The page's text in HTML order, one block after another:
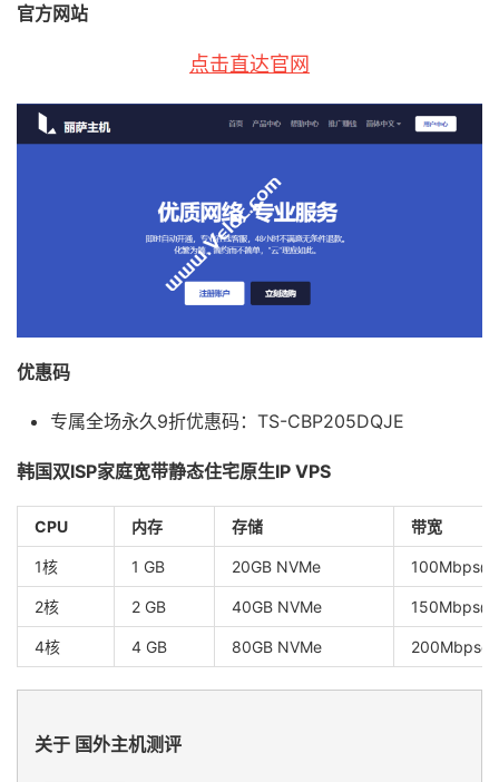
官方网站
点击直达官网
优惠码
专属全场永久9折优惠码：TS-CBP205DQJE
韩国双ISP家庭宽带静态住宅原生IP VPS
CPU 内存 存储 带宽
1核 1 GB 20GB NVMe
2核 2 GB 40GB NVMe
4核 4 GB 80GB NVMe
关于 国外主机测评